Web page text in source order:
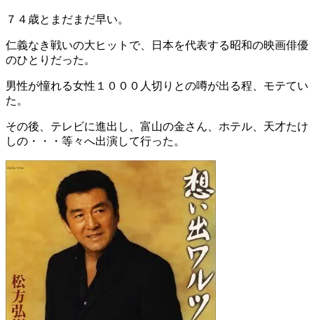
７４歳とまだまだ早い。
仁義なき戦いの大ヒットで、日本を代表する昭和の映画俳優
のひとりだった。
男性が憧れる女性１０００人切りとの噂が出る程、モテてい
た。
その後、テレビに進出し、富山の金さん、ホテル、天才たけ
しの・・・等々へ出演して行った。